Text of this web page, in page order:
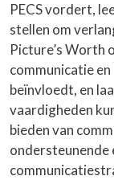
PECS vordert,
stellen om
Picture’s Worth
communicatie
beïnvloedt, en
vaardigheden
bieden van
ondersteunende